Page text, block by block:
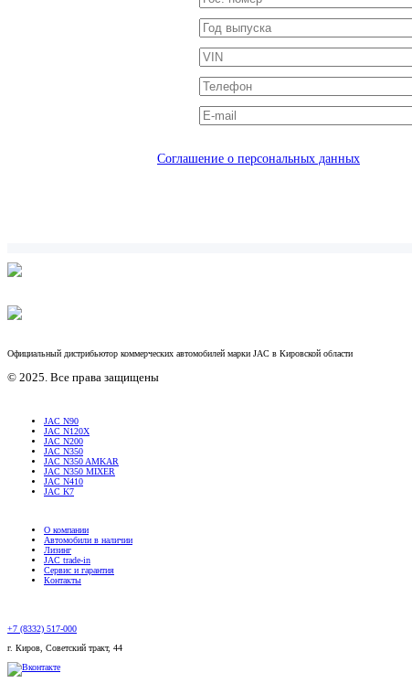
Соглашение о персональных данных
Официальный дистрибьютор коммерческих автомобилей марки JAC в Кировской области
© 2025. Все права защищены
JAC N90
JAC N120X
JAC N200
JAC N350
JAC N350 AMKAR
JAC N350 MIXER
JAC N410
JAC K7
О компании
Автомобили в наличии
Лизинг
JAC trade-in
Сервис и гарантия
Контакты
+7 (8332) 517-000
г. Киров, Советский тракт, 44